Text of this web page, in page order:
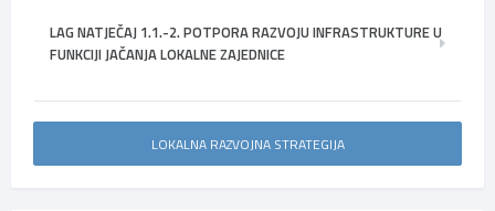
LAG NATJEČAJ 1.1.-2. POTPORA RAZVOJU INFRASTRUKTURE U
FUNKCIJI JAČANJA LOKALNE ZAJEDNICE
LOKALNA RAZVOJNA STRATEGIJA